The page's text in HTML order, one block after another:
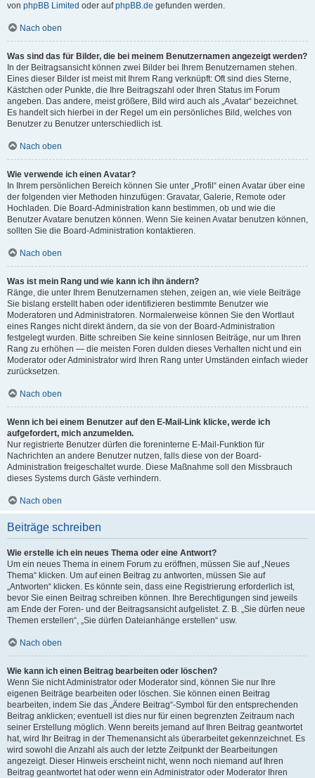
von phpBB Limited oder aufphpBB.de gefunden werden.
Nach oben
Was sind das für Bilder, die bei meinem Benutzernamen angezeigt werden?
In der Beitragsansicht können zwei Bilder bei Ihrem Benutzernamen stehen.
Eines dieser Bilder ist meist mit Ihrem Rang verknüpft: Oft sind dies Sterne,
Kästchen oder Punkte, die Ihre Beitragszahl oder Ihren Status im Forum
angeben. Das andere, meist größere, Bild wird auch als „Avatar“ bezeichnet.
Es handelt sich hierbei in der Regel um ein persönliches Bild, welches von
Benutzer zu Benutzer unterschiedlich ist.
Nach oben
Wie verwende ich einen Avatar?
In Ihrem persönlichen Bereich können Sie unter „Profil“ einen Avatar über eine
der folgenden vier Methoden hinzufügen: Gravatar, Galerie, Remote oder
Hochladen. Die Board-Administration kann bestimmen, ob und wie die
Benutzer Avatare benutzen können. Wenn Sie keinen Avatar benutzen können,
sollten Sie die Board-Administration kontaktieren.
Nach oben
Was ist mein Rang und wie kann ich ihn ändern?
Ränge, die unter Ihrem Benutzernamen stehen, zeigen an, wie viele Beiträge
Sie bislang erstellt haben oder identifizieren bestimmte Benutzer wie
Moderatoren und Administratoren. Normalerweise können Sie den Wortlaut
eines Ranges nicht direkt ändern, da sie von der Board-Administration
festgelegt wurden. Bitte schreiben Sie keine sinnlosen Beiträge, nur um Ihren
Rang zu erhöhen — die meisten Foren dulden dieses Verhalten nicht und ein
Moderator oder Administrator wird Ihren Rang unter Umständen einfach wieder
zurücksetzen.
Nach oben
Wenn ich bei einem Benutzer auf den E-Mail-Link klicke, werde ich
aufgefordert, mich anzumelden.
Nur registrierte Benutzer dürfen die foreninterne E-Mail-Funktion für
Nachrichten an andere Benutzer nutzen, falls diese von der Board-
Administration freigeschaltet wurde. Diese Maßnahme soll den Missbrauch
dieses Systems durch Gäste verhindern.
Nach oben
Beiträge schreiben
Wie erstelle ich ein neues Thema oder eine Antwort?
Um ein neues Thema in einem Forum zu eröffnen, müssen Sie auf „Neues
Thema“ klicken. Um auf einen Beitrag zu antworten, müssen Sie auf
„Antworten“ klicken. Es könnte sein, dass eine Registrierung erforderlich ist,
bevor Sie einen Beitrag schreiben können. Ihre Berechtigungen sind jeweils
am Ende der Foren- und der Beitragsansicht aufgelistet. Z. B. „Sie dürfen neue
Themen erstellen“, „Sie dürfen Dateianhänge erstellen“ usw.
Nach oben
Wie kann ich einen Beitrag bearbeiten oder löschen?
Wenn Sie nicht Administrator oder Moderator sind, können Sie nur Ihre
eigenen Beiträge bearbeiten oder löschen. Sie können einen Beitrag
bearbeiten, indem Sie das „Ändere Beitrag“-Symbol für den entsprechenden
Beitrag anklicken; eventuell ist dies nur für einen begrenzten Zeitraum nach
seiner Erstellung möglich. Wenn bereits jemand auf Ihren Beitrag geantwortet
hat, wird Ihr Beitrag in der Themenansicht als überarbeitet gekennzeichnet. Es
wird sowohl die Anzahl als auch der letzte Zeitpunkt der Bearbeitungen
angezeigt. Dieser Hinweis erscheint nicht, wenn noch niemand auf Ihren
Beitrag geantwortet hat oder wenn ein Administrator oder Moderator Ihren